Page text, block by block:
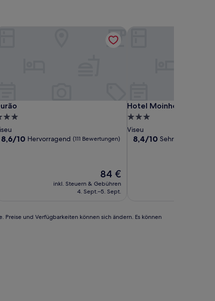
Hotel
Hotel
Unterkunft
8.6
8,6/10 Hervorragend (111 Bewertungen)
Der
Preis
beträgt
84 €
inkl. Steuern & Gebühren
4. Sept.–5. Sept.
Hotel Moinho de Vento
Hotel Moinho de Vento
3.0-
Sterne-
Unterkunft
Viseu
8.4
8,4/10 Sehr gut
und Verfügbarkeiten können sich ändern. Es können